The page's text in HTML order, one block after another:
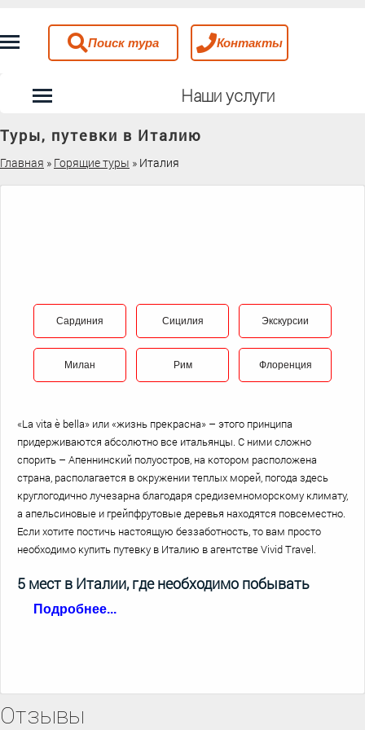
Поиск тура Контакты
Наши услуги
Туры, путевки в Италию
Главная » Горящие туры » Италия
Сардиния Сицилия Экскурсии
Милан Рим Флоренция
«La vita è bella» или «жизнь прекрасна» – этого принципа
придерживаются абсолютно все итальянцы. С ними сложно
спорить – Апеннинский полуостров, на котором расположена
страна, располагается в окружении теплых морей, погода здесь
круглогодично лучезарна благодаря средиземноморскому климату,
а апельсиновые и грейпфрутовые деревья находятся повсеместно.
Если хотите постичь настоящую беззаботность, то вам просто
необходимо купить путевку в Италию в агентстве Vivid Travel.
5 мест в Италии, где необходимо побывать
Подробнее...
краткости горящего утра в Италию,
Отзывы